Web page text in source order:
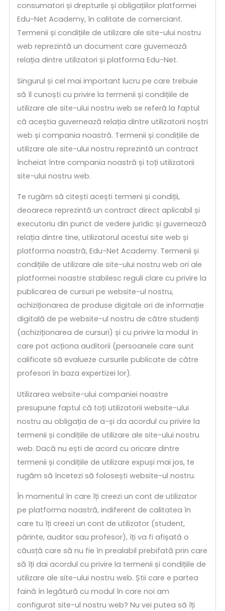
consumatori și drepturile și obligațiilor platformei
Edu-Net Academy, în calitate de comerciant.
Termenii și condițiile de utilizare ale site-ului nostru
web reprezintă un document care guvernează
relația dintre utilizatori și platforma Edu-Net.
Singurul și cel mai important lucru pe care trebuie
să îl cunoști cu privire la termenii și condițiile de
utilizare ale site-ului nostru web se referă la faptul
că aceștia guvernează relația dintre utilizatorii noștri
web și compania noastră. Termenii și condițiile de
utilizare ale site-ului nostru reprezintă un contract
încheiat între compania noastră și toți utilizatorii
site-ului nostru web.
Te rugăm să citești acești termeni și condiții,
deoarece reprezintă un contract direct aplicabil și
executoriu din punct de vedere juridic și guvernează
relația dintre tine, utilizatorul acestui site web și
platforma noastră, Edu-Net Academy. Termenii și
condițiile de utilizare ale site-ului nostru web ori ale
platformei noastre stabilesc reguli clare cu privire la
publicarea de cursuri pe website-ul nostru,
achiziționarea de produse digitale ori de informație
digitală de pe website-ul nostru de către studenți
(achiziționarea de cursuri) și cu privire la modul în
care pot acționa auditorii (persoanele care sunt
calificate să evalueze cursurile publicate de către
profesori în baza expertizei lor).
Utilizarea website-ului companiei noastre
presupune faptul că toți utilizatorii website-ului
nostru au obligația de a-și da acordul cu privire la
termenii și condițiile de utilizare ale site-ului nostru
web. Dacă nu ești de acord cu oricare dintre
termenii și condițiile de utilizare expuși mai jos, te
rugăm să încetezi să folosești website-ul nostru.
În momentul în care îți creezi un cont de utilizator
pe platforma noastră, indiferent de calitatea în
care tu îți creezi un cont de utilizator (student,
părinte, auditor sau profesor), îți va fi afișată o
căusță care să nu fie în prealabil prebifată prin care
să îți dai acordul cu privire la termenii și condițiile de
utilizare ale site-ului nostru web. Știi care e partea
faină în legătură cu modul în care noi am
configurat site-ul nostru web? Nu vei putea să îți